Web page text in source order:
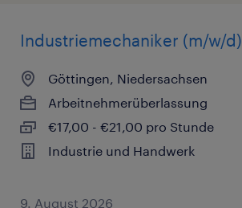
Industriemechaniker (m/w/d)
Göttingen, Niedersachsen
Arbeitnehmerüberlassung
€17,00 - €21,00 pro Stunde
Industrie und Handwerk
9. August 2026